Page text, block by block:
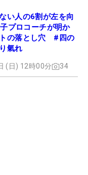
い人の6割が左を向
プロコーチが明か
の落とし穴 #四の
氣れ
(日) 12時00分 34